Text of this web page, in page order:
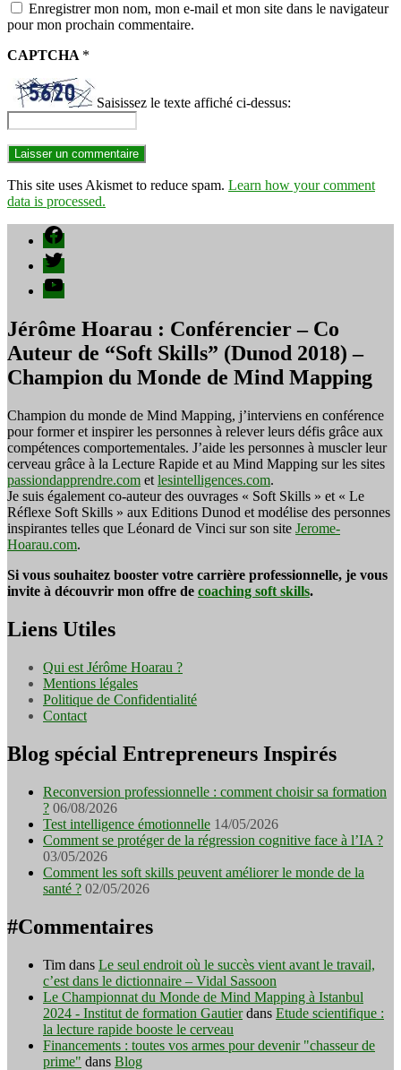
Enregistrer mon nom, mon e-mail et mon site dans le navigateur
pour mon prochain commentaire.
CAPTCHA *
Saisissez le texte affiché ci-dessus:
This site uses Akismet to reduce spam. Learn how your comment
data is processed.
Facebook
Twitter
YouTube
Jérôme Hoarau : Conférencier – Co
Auteur de “Soft Skills” (Dunod 2018) –
Champion du Monde de Mind Mapping
Champion du monde de Mind Mapping, j’interviens en conférence
pour former et inspirer les personnes à relever leurs défis grâce aux
compétences comportementales. J’aide les personnes à muscler leur
cerveau grâce à la Lecture Rapide et au Mind Mapping sur les sites
passiondapprendre.com et lesintelligences.com.
Je suis également co-auteur des ouvrages « Soft Skills » et « Le
Réflexe Soft Skills » aux Editions Dunod et modélise des personnes
inspirantes telles que Léonard de Vinci sur son site Jerome-
Hoarau.com.
Si vous souhaitez booster votre carrière professionnelle, je vous
invite à découvrir mon offre de coaching soft skills.
Liens Utiles
Qui est Jérôme Hoarau ?
Mentions légales
Politique de Confidentialité
Contact
Blog spécial Entrepreneurs Inspirés
Reconversion professionnelle : comment choisir sa formation
? 06/08/2026
Test intelligence émotionnelle 14/05/2026
Comment se protéger de la régression cognitive face à l’IA ?
03/05/2026
Comment les soft skills peuvent améliorer le monde de la
santé ? 02/05/2026
#Commentaires
Tim dans Le seul endroit où le succès vient avant le travail,
c’est dans le dictionnaire – Vidal Sassoon
Le Championnat du Monde de Mind Mapping à Istanbul
2024 - Institut de formation Gautierdans Etude scientifique :
la lecture rapide booste le cerveau
Financements : toutes vos armes pour devenir "chasseur de
prime" dans Blog